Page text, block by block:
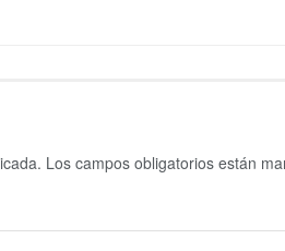
Los campos obligatorios están